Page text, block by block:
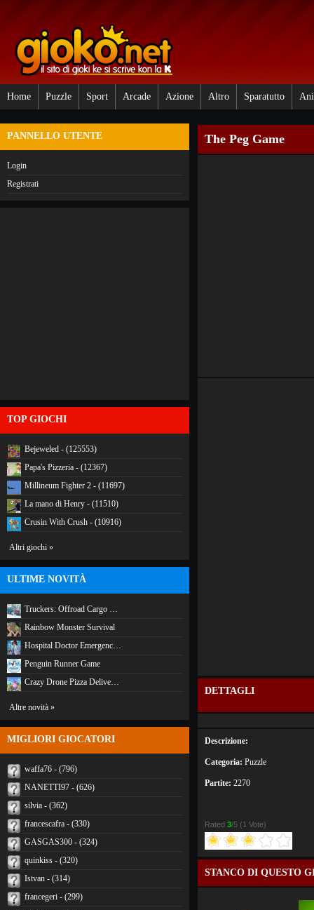
Home Puzzle Sport Arcade Azione Altro Sparatutto
PANNELLO UTENTE
Login
Registrati
TOP GIOCHI
Bejeweled - (125553)
Papa's Pizzeria - (12367)
Millineum Fighter 2 - (11697)
La mano di Henry - (11510)
Crusin With Crush - (10916)
Altri giochi »
ULTIME NOVITÀ
Truckers: Offroad Cargo …
Rainbow Monster Survival
Hospital Doctor Emergenc…
Penguin Runner Game
Crazy Drone Pizza Delive…
Altre novità »
MIGLIORI GIOCATORI
waffa76 - (796)
NANETTI97 - (626)
silvia - (362)
francescafra - (330)
GASGAS300 - (324)
quinkiss - (320)
Istvan - (314)
francegeri - (299)
The Peg Game
DETTAGLI
Descrizione:
Categoria: Puzzle
Partite: 2270
Rated 3/5 (1 Vote)
STANCO DI QUESTO